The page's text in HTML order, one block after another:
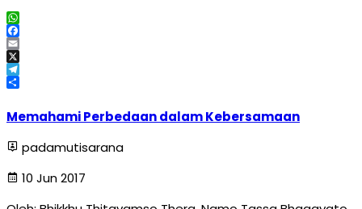
WhatsApp
Facebook
Email
X
Telegram
Memahami Perbedaan dalam Kebersamaan
padamutisarana
10 Jun 2017